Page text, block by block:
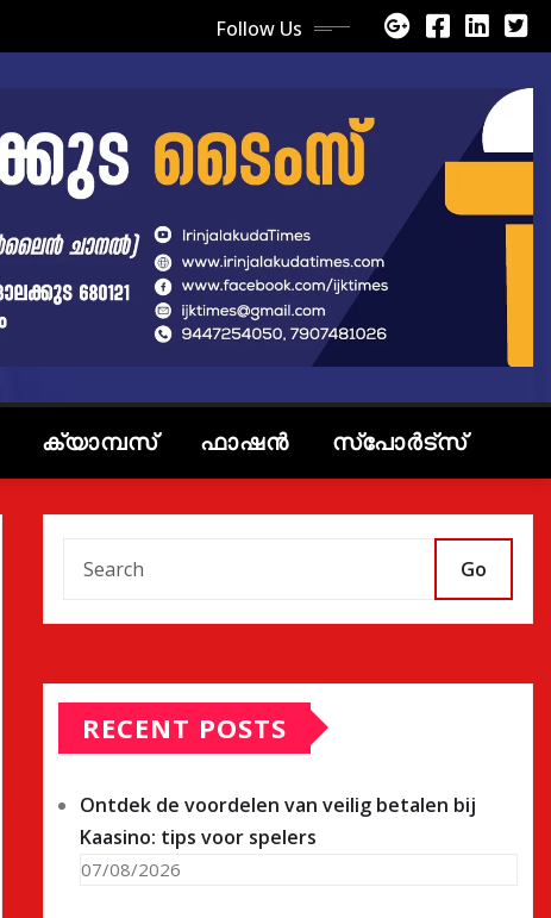
Follow Us
ക്യാമ്പസ് ഫാഷൻ സ്പോർട്സ്
Go
RECENT POSTS
Ontdek de voordelen van veilig betalen bij
Kaasino: tips voor spelers
07/08/2026